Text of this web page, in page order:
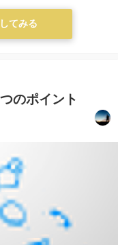
てみる
のポイント